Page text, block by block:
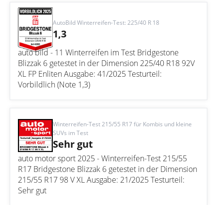
AutoBild Winterreifen-Test: 225/40 R 18
1,3
auto bild - 11 Winterreifen im Test Bridgestone
Blizzak 6 getestet in der Dimension 225/40 R18 92V
XL FP Enliten Ausgabe: 41/2025 Testurteil:
Vorbildlich (Note 1,3)
Winterreifen-Test 215/55 R17 für Kombis und kleine
SUVs im Test
Sehr gut
auto motor sport 2025 - Winterreifen-Test 215/55
R17 Bridgestone Blizzak 6 getestet in der Dimension
215/55 R17 98 V XL Ausgabe: 21/2025 Testurteil:
Sehr gut